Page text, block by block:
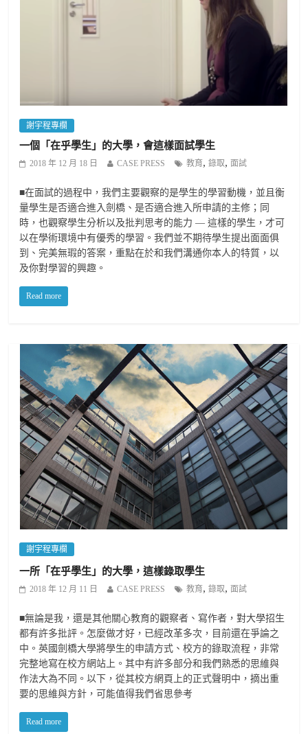
謝宇程專欄
一個「在乎學生」的大學，會這樣面試學生
2018 年 12 月 18 日 CASE PRESS 教育,錄取,面試
■在面試的過程中，我們主要觀察的是學生的學習動機，並且衡
量學生是否適合進入劍橋、是否適合進入所申請的主修；同
時，也觀察學生分析以及批判思考的能力 — 這樣的學生，才可
以在學術環境中有優秀的學習。我們並不期待學生提出面面俱
到、完美無瑕的答案，重點在於和我們溝通你本人的特質，以
及你對學習的興趣。
Read more
謝宇程專欄
一所「在乎學生」的大學，這樣錄取學生
2018 年 12 月 11 日 CASE PRESS 教育,錄取,面試
■無論是我，還是其他關心教育的觀察者、寫作者，對大學招生
都有許多批評。怎麼做才好，已經改革多次，目前還在爭論之
中。英國劍橋大學將學生的申請方式、校方的錄取流程，非常
完整地寫在校方網站上。其中有許多部分和我們熟悉的思維與
作法大為不同。以下，從其校方網頁上的正式聲明中，摘出重
要的思維與方針，可能值得我們省思參考
Read more